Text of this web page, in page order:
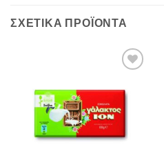
ΣΧΕΤΙΚΆ ΠΡΟΪΌΝΤΑ
στα
αγαπημένα